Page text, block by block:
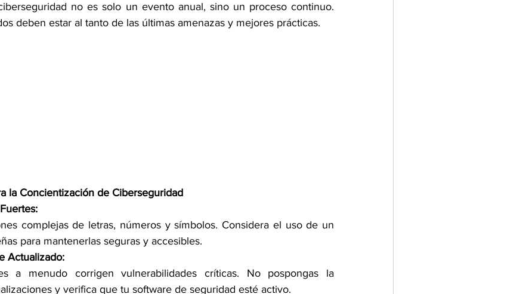
no es solo un evento anual, sino un proceso continuo.
deben estar al tanto de las últimas amenazas y mejores prácticas.
la Concientización de Ciberseguridad
complejas de letras, números y símbolos. Considera el uso de un
para mantenerlas seguras y accesibles.
Actualizado:
a menudo corrigen vulnerabilidades críticas. No pospongas la
y verifica que tu software de seguridad esté activo.